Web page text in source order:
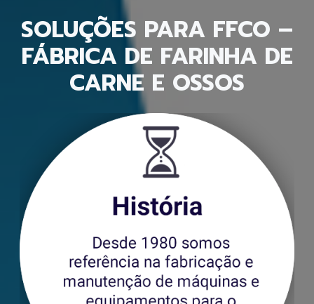
SOLUÇÕES PARA FFCO –
FÁBRICA DE FARINHA DE
CARNE E OSSOS